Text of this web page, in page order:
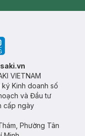
VIETNAM
Kinh doanh số
và Đầu tư
cấp ngày
Phường Tân